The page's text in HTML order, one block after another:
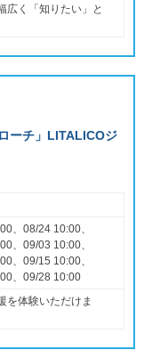
広く「知りたい」と
ーチ」LITALICOジ
、08/24 10:00、
、09/03 10:00、
、09/15 10:00、
、09/28 10:00
を体験いただけま